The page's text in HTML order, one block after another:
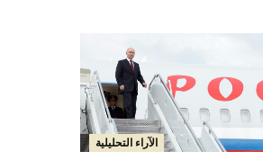
الآراء التحليلية